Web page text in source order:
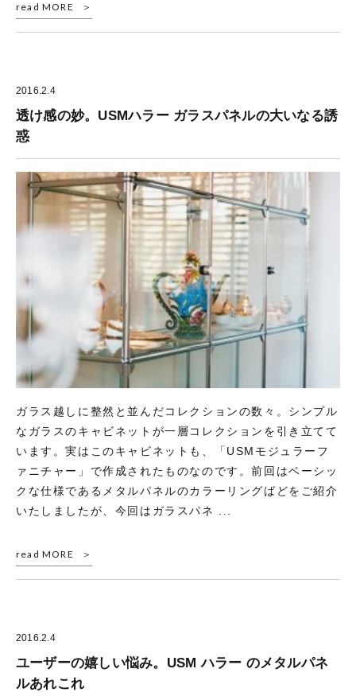
read MORE
2016.2.4
透け感の妙。USMハラー ガラスパネルの大いなる誘
惑
ガラス越しに整然と並んだコレクションの数々。シンプル
なガラスのキャビネットが一層コレクションを引き立てて
います。実はこのキャビネットも、「USMモジュラーフ
ァニチャー」で作成されたものなのです。前回はベーシッ
クな仕様であるメタルパネルのカラーリングばどをご紹介
いたしましたが、今回はガラスパネ ...
read MORE
2016.2.4
ユーザーの嬉しい悩み。USM ハラー のメタルパネ
ルあれこれ